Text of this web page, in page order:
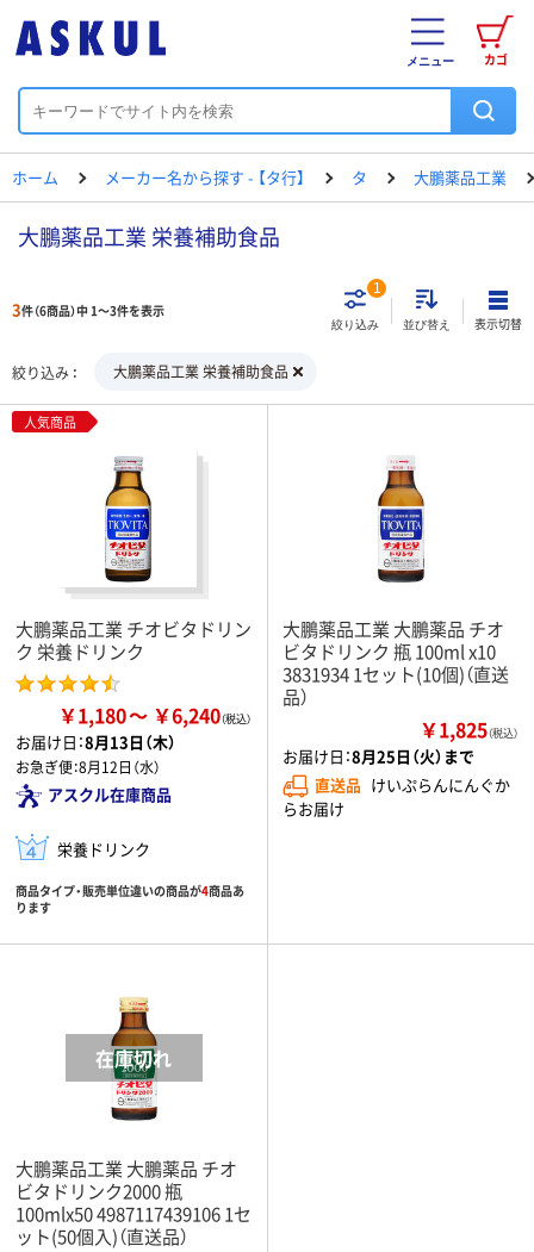
カゴ
メニュー
ホーム メーカー名から探す - 【タ行】 タ 大鵬薬品工業
大鵬薬品工業 栄養補助食品
3件（6商品）中 1～3件を表示
絞り込み
1
並び替え 表示切替
絞り込み 大鵬薬品工業 栄養補助食品
人気商品
大鵬薬品工業 チオビタドリン
ク 栄養ドリンク
￥1,180 ￥6,240
お届け日：8月13日（木）
お急ぎ便：8月12日（水）
アスクル在庫商品
栄養ドリンク
商品タイプ・販売単位違いの商品が4商品あ
ります
大鵬薬品工業 大鵬薬品 チオ
ビタドリンク 瓶 100ml x10
3831934 1セット(10個)（直送
品）
￥1,825（税込）
お届け日：8月25日（火）まで
直送品 けいぷらんにんぐか
らお届け
大鵬薬品工業 大鵬薬品 チオ
ビタドリンク2000 瓶
100mlx50 4987117439106 1セ
ット(50個入)（直送品）